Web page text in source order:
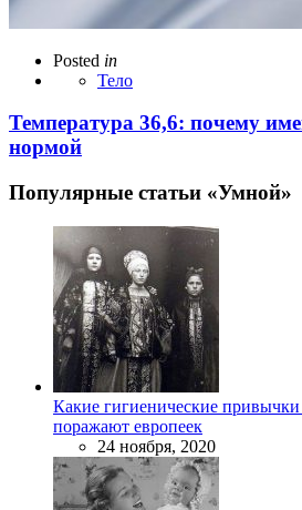
Posted in
Тело
Температура 36,6: почему
нормой
Популярные статьи «Умной»
Какие гигиенические
поражают европеек
24 ноября, 2020